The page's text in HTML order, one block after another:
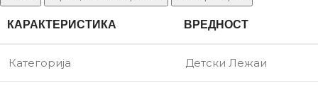
КАРАКТЕРИСТИКА ВРЕДНОСТ
Категорија Детски Лежаи